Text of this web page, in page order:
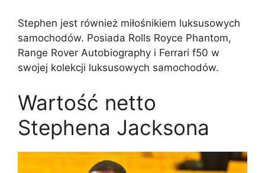
Stephen jest również miłośnikiem luksusowych
samochodów. Posiada Rolls Royce Phantom,
Range Rover Autobiography i Ferrari f50 w
swojej kolekcji luksusowych samochodów.
Wartość netto
Stephena Jacksona